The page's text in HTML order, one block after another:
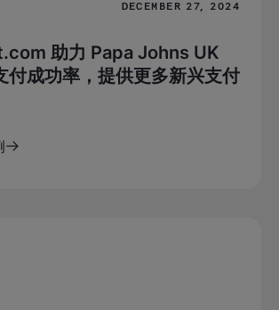
DECEMBER 27, 2024
助力 Papa Johns UK
付成功率，提供更多新兴支付